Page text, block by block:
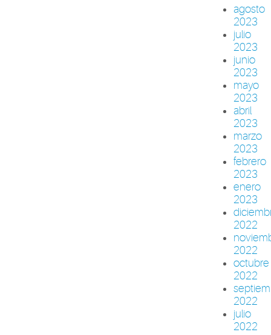
agosto
2023
julio
2023
junio
2023
mayo
2023
abril
2023
marzo
2023
febrero
2023
enero
2023
2022
2022
octubre
2022
2022
julio
2022